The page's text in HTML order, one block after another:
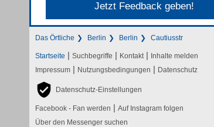
Jetzt Feedback geben!
Das Örtliche Berlin Berlin Cautiusstr
Startseite | Suchbegriffe | Kontakt | Inhalte melden
Impressum | Nutzungsbedingungen | Datenschutz
Datenschutz-Einstellungen
Facebook - Fan werden | Auf Instagram folgen
Über den Messenger suchen